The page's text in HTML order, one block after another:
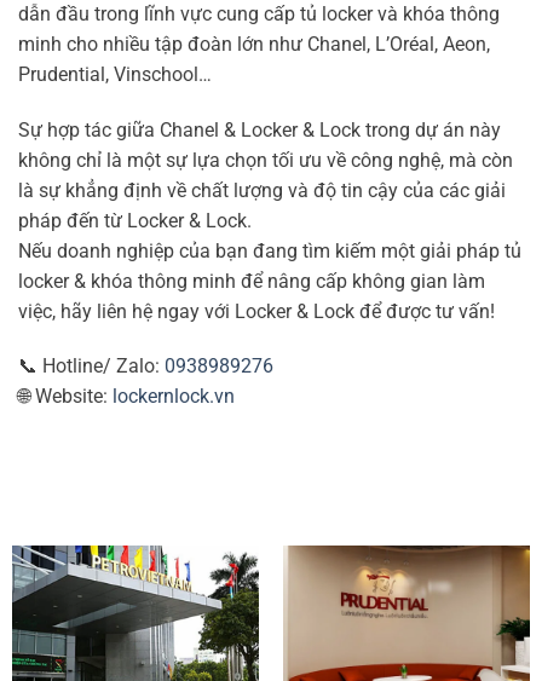
dẫn đầu trong lĩnh vực cung cấp tủ locker và khóa thông
minh cho nhiều tập đoàn lớn như Chanel, L’Oréal, Aeon,
Prudential, Vinschool…
Sự hợp tác giữa Chanel & Locker & Lock trong dự án này
không chỉ là một sự lựa chọn tối ưu về công nghệ, mà còn
là sự khẳng định về chất lượng và độ tin cậy của các giải
pháp đến từ Locker & Lock.
Nếu doanh nghiệp của bạn đang tìm kiếm một giải pháp tủ
locker & khóa thông minh để nâng cấp không gian làm
việc, hãy liên hệ ngay với Locker & Lock để được tư vấn!
📞 Hotline/ Zalo: 0938989276
🌐 Website: lockernlock.vn